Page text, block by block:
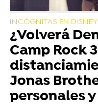
INCÓGNITAS EN
¿Volverá
Camp Rock
Jonas
personales